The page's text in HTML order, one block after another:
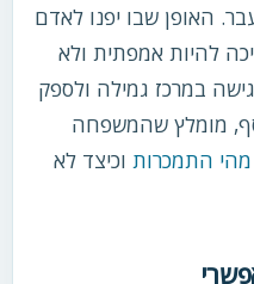
האופן שבו יפנו לאדם
להיות אמפתית ולא
במרכז גמילה ולספק
מומלץ שהמשפחה
מהי התמכרות וכיצד לא